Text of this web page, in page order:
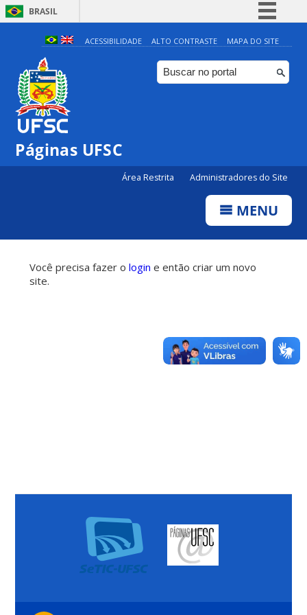
BRASIL
Simplifique!
Comunica BR
Participe
ACESSIBILIDADE ALTO CONTRASTE MAPA DO SITE
Páginas UFSC
Área Restrita Administradores do Site
MENU
Você precisa fazer o login e então criar um novo
site.